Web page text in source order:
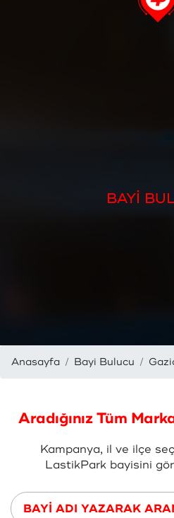
BAYİ
Anasayfa Bayi Bulucu
Aradığınız Tüm
Kampanya, il ve ilçe
LastikPark bayisini